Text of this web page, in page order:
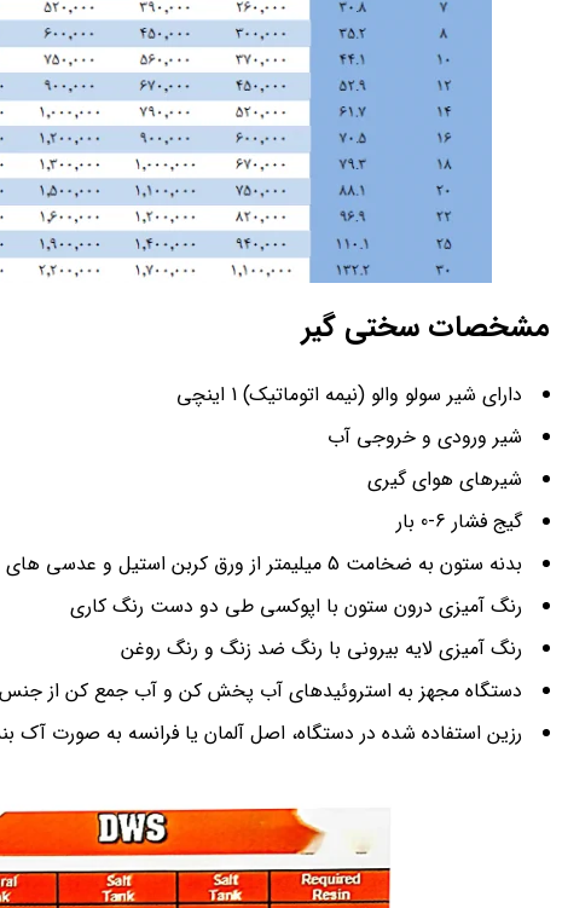
مشخصات سختی گیر
دارای شیر سولو والو (نیمه اتوماتیک) 1 اینچی
شیر ورودی و خروجی آب
شیرهای هوای گیری
گیج فشار 6-0 بار
بدنه ستون به ضخامت 5 میلیمتر از ورق کربن استیل و عدسی های سر و ته به ضخامت 6 میلیمتر تولید می شود
رنگ آمیزی درون ستون با اپوکسی طی دو دست رنگ کاری
رنگ آمیزی لایه بیرونی با رنگ ضد زنگ و رنگ روغن
دستگاه مجهز به استروئیدهای آب پخش کن و آب جمع کن از جنس
رزین استفاده شده در دستگاه، اصل آلمان یا فرانسه به صورت آک بند، در کیسه های 25 لیتری، جهت ایجاد بستر شنی مناسب،